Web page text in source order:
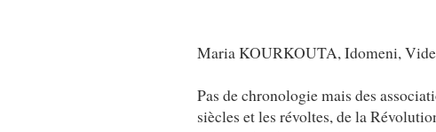
Maria KOURKOUTA, Idomeni,
Pas de chronologie mais des
siècles et les révoltes, de la